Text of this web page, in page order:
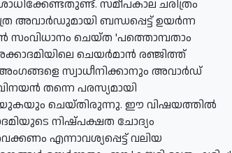
സമീപകാല ചരിത്രം
അവാര്‍ഡുമായി ബന്ധപ്പെട്ട് ഉയര്‍ന്ന
സംവിധാനം ചെയ്ത 'പത്തൊമ്പതാം
ചെയര്‍മാന്‍ രഞ്ജിത്ത്
സ്വാധീനിക്കാനും അവാര്‍ഡ്
തന്നെ പരസ്യമായി
ചെയ്തിരുന്നു. ഈ വിഷയത്തില്‍
നിഷ്പക്ഷത ചോദ്യം
എന്നാവശ്യപ്പെട്ട് വലിയ